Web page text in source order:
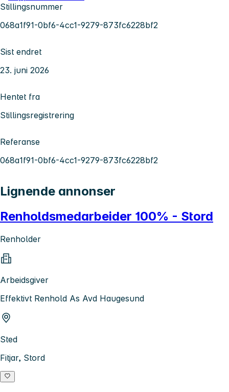
Stillingsnummer
068a1f91-0bf6-4cc1-9279-873fc6228bf2
Sist endret
23. juni 2026
Hentet fra
Stillingsregistrering
Referanse
068a1f91-0bf6-4cc1-9279-873fc6228bf2
Lignende annonser
Renholdsmedarbeider 100% - Stord
Renholder
Arbeidsgiver
Effektivt Renhold As Avd Haugesund
Sted
Fitjar, Stord